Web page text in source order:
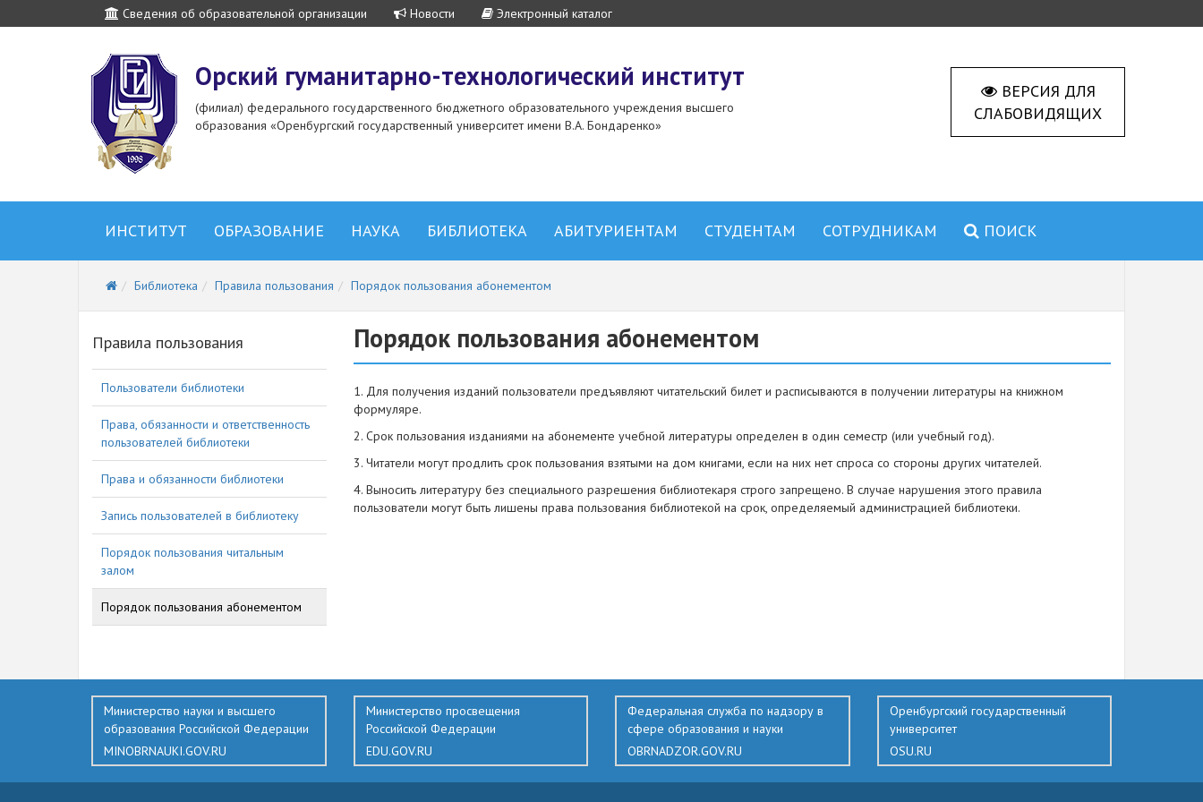
Сведения об образовательной организации Новости Электронный каталог
Орский гуманитарно-технологический институт
(филиал) федерального государственного бюджетного образовательного учреждения высшего
образования «Оренбургский государственный университет имени В.А. Бондаренко»
ВЕРСИЯ ДЛЯ
СЛАБОВИДЯЩИХ
ИНСТИТУТ ОБРАЗОВАНИЕ НАУКА БИБЛИОТЕКА АБИТУРИЕНТАМ СТУДЕНТАМ СОТРУДНИКАМ ПОИСК
Библиотека Правила пользования Порядок пользования абонементом
Правила пользования
Пользователи библиотеки
Права, обязанности и ответственность
пользователей библиотеки
Права и обязанности библиотеки
Запись пользователей в библиотеку
Порядок пользования читальным
залом
Порядок пользования абонементом
Порядок пользования абонементом
1. Для получения изданий пользователи предъявляют читательский билет и расписываются в получении литературы на книжном
формуляре.
2. Срок пользования изданиями на абонементе учебной литературы определен в один семестр (или учебный год).
3. Читатели могут продлить срок пользования взятыми на дом книгами, если на них нет спроса со стороны других читателей.
4. Выносить литературу без специального разрешения библиотекаря строго запрещено. В случае нарушения этого правила
пользователи могут быть лишены права пользования библиотекой на срок, определяемый администрацией библиотеки.
Министерство науки и высшего
образования Российской Федерации
MINOBRNAUKI.GOV.RU
Министерство просвещения
Российской Федерации
EDU.GOV.RU
Федеральная служба по надзору в
сфере образования и науки
OBRNADZOR.GOV.RU
Оренбургский государственный
университет
OSU.RU